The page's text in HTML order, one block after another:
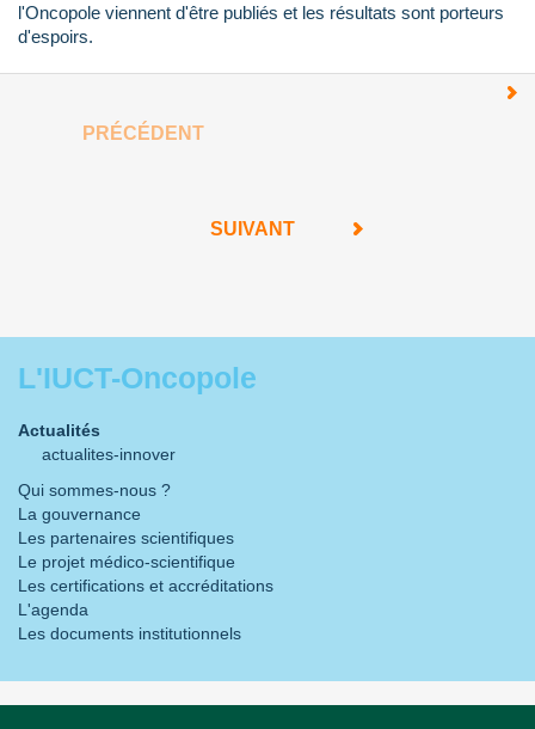
l'Oncopole viennent d'être publiés et les résultats sont porteurs
d'espoirs.
PRÉCÉDENT
SUIVANT
L'IUCT-Oncopole
Actualités
actualites-innover
Qui sommes-nous ?
La gouvernance
Les partenaires scientifiques
Le projet médico-scientifique
Les certifications et accréditations
L'agenda
Les documents institutionnels